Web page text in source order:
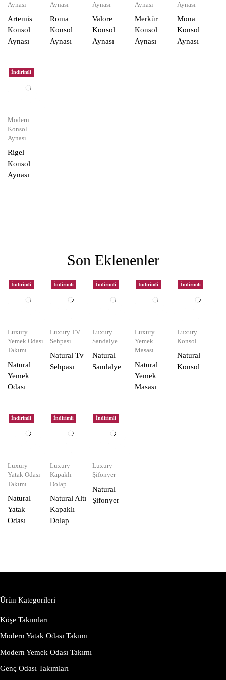
Aynası
Artemis
Konsol
Aynası
Aynası
Roma
Konsol
Aynası
Aynası
Valore
Konsol
Aynası
Aynası
Merkür
Konsol
Aynası
Aynası
Mona
Konsol
Aynası
İndirimli
Modern
Konsol
Aynası
Rigel
Konsol
Aynası
Son Eklenenler
İndirimli
Luxury
Yemek Odası
Takımı
Natural
Yemek
Odası
İndirimli
Luxury TV
Sehpası
Natural Tv
Sehpası
İndirimli
Luxury
Sandalye
Natural
Sandalye
İndirimli
Luxury
Yemek
Masası
Natural
Yemek
Masası
İndirimli
Luxury
Konsol
Natural
Konsol
İndirimli
Luxury
Yatak Odası
Takımı
Natural
Yatak
Odası
İndirimli
Luxury
Kapaklı
Dolap
Natural Altı
Kapaklı
Dolap
İndirimli
Luxury
Şifonyer
Natural
Şifonyer
Ürün Kategorileri
Köşe Takımları
Modern Yatak Odası Takımı
Modern Yemek Odası Takımı
Genç Odası Takımları